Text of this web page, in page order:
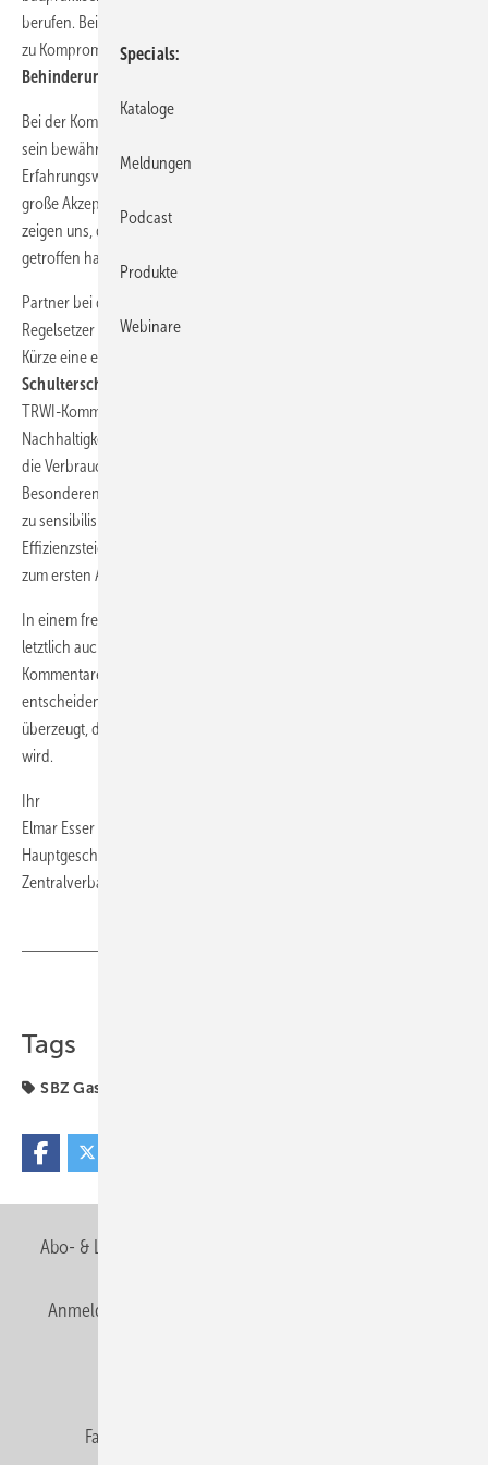
berufen. Bei allem guten Willen des Handwerks zu Kooperationen und
zu Kompromissen,ging diese Art der Einmischung und
Behinderung eindeutig zu weit
Bei der Kommentierung der TRWI setzte der ZVSHK von Beginn an auf
sein bewährtes Konzept, den Praxisnutzen der Fachbetriebe mit den
Erfahrungswerten der Herstellerunternehmen eng zu verknüpfen. Die
große Akzeptanz und Unterstützung im Handwerk und der Industrie
zeigen uns, dass dieses Konzept genau die Erwartung des Marktes
getroffen hat.
Partner bei der Realisierung des TRWI-Kommentars ist der anerkannte
Regelsetzer DIN. Gemeinsam mit dem Beuth-Verlag werden wir in
Kürze eine erste Kommentierung der TRWI veröffentlichen. Der
Schulterschluss mit dem DIN
TRWI-Kommentars für die Fachbetriebe. Als Experten für
Nachhaltigkeit stehen Sie zukünftig vor der großen Herausforderung,
die Verbraucher im Allgemeinen und die Immobilienbesitzer im
Besonderen für das Thema „Hygiene in der Trinkwasserversorgung“
zu sensibilisieren. Denn es sind nicht nur Fragen der
Effizienzsteigerung bei der Wärmeversorgung, die das SHK-Handwerk
zum ersten Ansprechpartner rund um die Haustechnik machen.
In einem freien Markt belebt Konkurrenz das Geschäft. Das gilt
letztlich auch für die Veröffentlichung von konkurrierenden
Kommentaren zur TRWI. Die Käufer und Nutzer werden letztlich
entscheiden, welches Produkt sie bevorzugen. Wir sind fest davon
überzeugt, dass die Wahl der SHK-Fachbetriebe eindeutig ausfallen
wird.
Ihr
Elmar Esser
Hauptgeschäftsführer des
Zentralverbandes Sanitär Heizung Klima
Tags
SBZ Gastkommentar
Abo- & Leserservice
Anmelden
Fachbeiträge
Specials
Kataloge
Meldungen
Podcast
Produkte
Webinare